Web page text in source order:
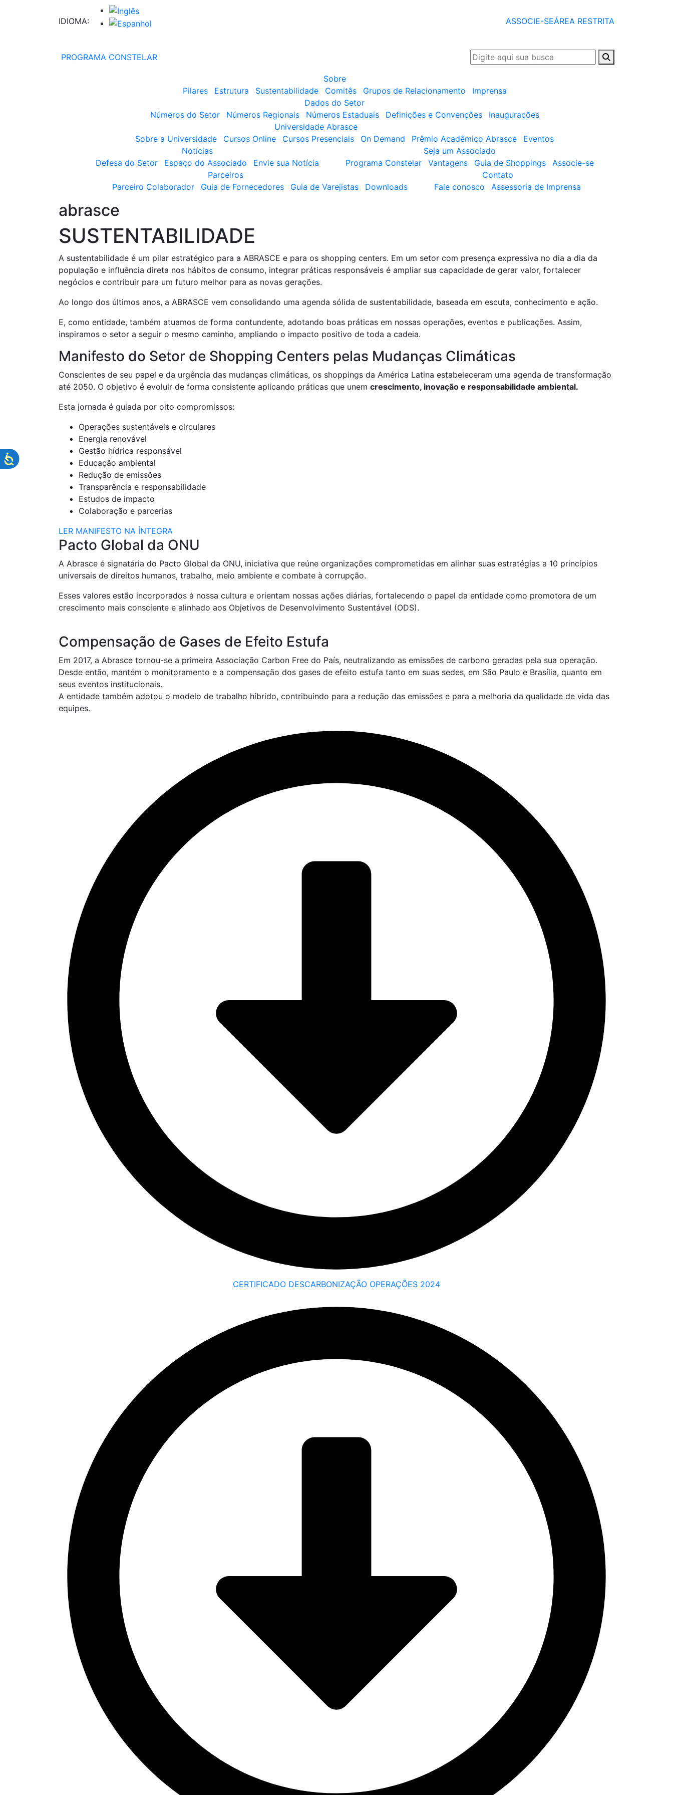
IDIOMA: ASSOCIE-SEÁREA RESTRITA
PROGRAMA CONSTELAR
Sobre
Pilares
Estrutura Sustentabilidade Comitês Grupos de Relacionamento
Imprensa
Dados do Setor
Números do Setor
Números Regionais Números Estaduais Definições e Convenções
Inaugurações
Universidade Abrasce
Sobre a Universidade
Cursos Online Cursos Presenciais On Demand Prêmio Acadêmico Abrasce
Eventos
Notícias
Defesa do Setor
Espaço do Associado Envie sua Notícia
Seja um Associado
Programa Constelar
Vantagens Guia de Shoppings
Associe-se
Parceiros
Parceiro Colaborador
Guia de Fornecedores Guia de Varejistas Downloads
Contato
Fale conosco
Assessoria de Imprensa
abrasce
SUSTENTABILIDADE
A sustentabilidade é um pilar estratégico para a ABRASCE e para os shopping centers. Em um setor com presença expressiva no dia a dia da
população e influência direta nos hábitos de consumo, integrar práticas responsáveis é ampliar sua capacidade de gerar valor, fortalecer
negócios e contribuir para um futuro melhor para as novas gerações.
Ao longo dos últimos anos, a ABRASCE vem consolidando uma agenda sólida de sustentabilidade, baseada em escuta, conhecimento e ação.
E, como entidade, também atuamos de forma contundente, adotando boas práticas em nossas operações, eventos e publicações. Assim,
inspiramos o setor a seguir o mesmo caminho, ampliando o impacto positivo de toda a cadeia.
Manifesto do Setor de Shopping Centers pelas Mudanças Climáticas
Conscientes de seu papel e da urgência das mudanças climáticas, os shoppings da América Latina estabeleceram uma agenda de transformação
até 2050. O objetivo é evoluir de forma consistente aplicando práticas que unem crescimento, inovação e responsabilidade ambiental.
Esta jornada é guiada por oito compromissos:
Operações sustentáveis e circulares
Energia renovável
Gestão hídrica responsável
Educação ambiental
Redução de emissões
Transparência e responsabilidade
Estudos de impacto
Colaboração e parcerias
LER MANIFESTO NA ÍNTEGRA
Pacto Global da ONU
A Abrasce é signatária do Pacto Global da ONU, iniciativa que reúne organizações comprometidas em alinhar suas estratégias a 10 princípios
universais de direitos humanos, trabalho, meio ambiente e combate à corrupção.
Esses valores estão incorporados à nossa cultura e orientam nossas ações diárias, fortalecendo o papel da entidade como promotora de um
crescimento mais consciente e alinhado aos Objetivos de Desenvolvimento Sustentável (ODS).
Compensação de Gases de Efeito Estufa
Em 2017, a Abrasce tornou-se a primeira Associação Carbon Free do País, neutralizando as emissões de carbono geradas pela sua operação.
Desde então, mantém o monitoramento e a compensação dos gases de efeito estufa tanto em suas sedes, em São Paulo e Brasília, quanto em
seus eventos institucionais.
A entidade também adotou o modelo de trabalho híbrido, contribuindo para a redução das emissões e para a melhoria da qualidade de vida das
equipes.
CERTIFICADO DESCARBONIZAÇÃO OPERAÇÕES 2024